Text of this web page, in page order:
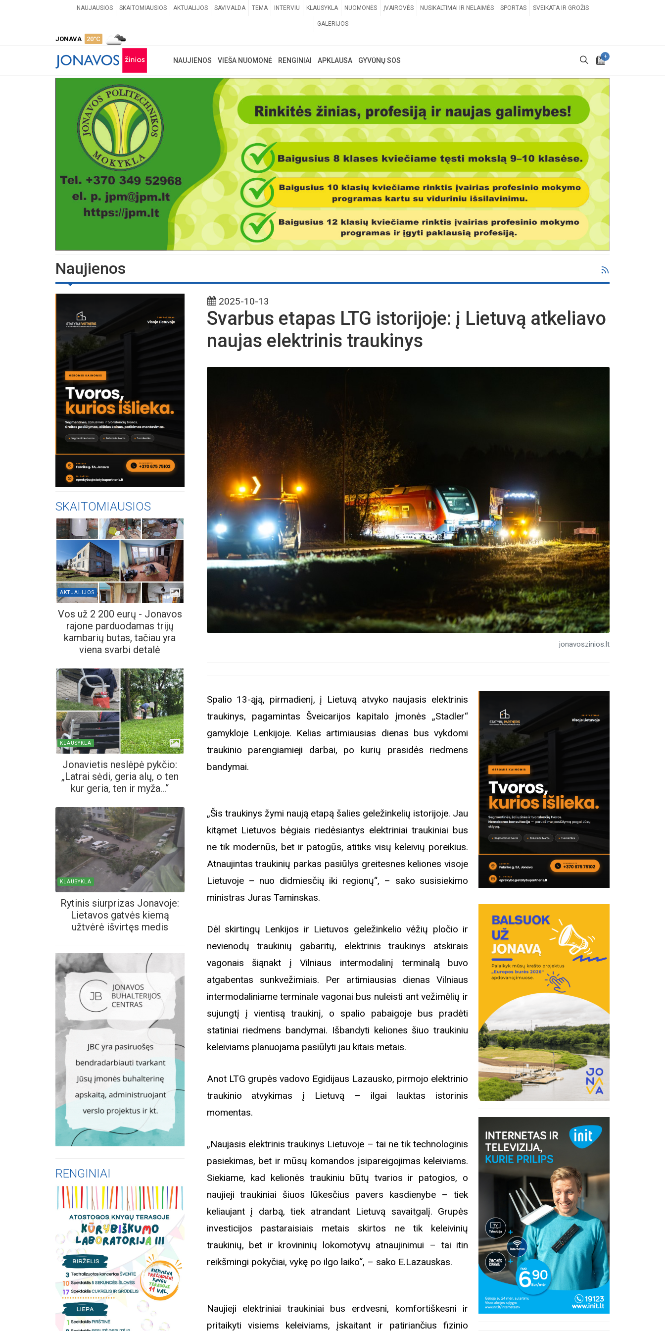
NAUJAUSIOS SKAITOMIAUSIOS AKTUALIJOS SAVIVALDA TEMA INTERVIU KLAUSYKLA NUOMONĖS ĮVAIROVĖS NUSIKALTIMAI IR NELAIMĖS SPORTAS SVEIKATA IR GROŽIS
GALERIJOS
JONAVA 20°C
+
NAUJIENOS VIEŠA NUOMONĖ RENGINIAI APKLAUSA GYVŪNŲ SOS
Naujienos
SKAITOMIAUSIOS
AKTUALIJOS
Vos už 2 200 eurų - Jonavos
rajone parduodamas trijų
kambarių butas, tačiau yra
viena svarbi detalė
KLAUSYKLA
Jonavietis neslėpė pykčio:
„Latrai sėdi, geria alų, o ten
kur geria, ten ir myža...“
KLAUSYKLA
Rytinis siurprizas Jonavoje:
Lietavos gatvės kiemą
užtvėrė išvirtęs medis
RENGINIAI
2025-10-13
Svarbus etapas LTG istorijoje: į Lietuvą atkeliavo
naujas elektrinis traukinys
jonavoszinios.lt
Spalio 13-ąją, pirmadienį, į Lietuvą atvyko naujasis elektrinis
traukinys, pagamintas Šveicarijos kapitalo įmonės „Stadler“
gamykloje Lenkijoje. Kelias artimiausias dienas bus vykdomi
traukinio parengiamieji darbai, po kurių prasidės riedmens
bandymai.
„Šis traukinys žymi naują etapą šalies geležinkelių istorijoje. Jau
kitąmet Lietuvos bėgiais riedėsiantys elektriniai traukiniai bus
ne tik modernūs, bet ir patogūs, atitiks visų keleivių poreikius.
Atnaujintas traukinių parkas pasiūlys greitesnes keliones visoje
Lietuvoje – nuo didmiesčių iki regionų“, – sako susisiekimo
ministras Juras Taminskas.
Dėl skirtingų Lenkijos ir Lietuvos geležinkelio vėžių pločio ir
nevienodų traukinių gabaritų, elektrinis traukinys atskirais
vagonais šiąnakt į Vilniaus intermodalinį terminalą buvo
atgabentas sunkvežimiais. Per artimiausias dienas Vilniaus
intermodaliniame terminale vagonai bus nuleisti ant vežimėlių ir
sujungtį į vientisą traukinį, o spalio pabaigoje bus pradėti
statiniai riedmens bandymai. Išbandyti keliones šiuo traukiniu
keleiviams planuojama pasiūlyti jau kitais metais.
Anot LTG grupės vadovo Egidijaus Lazausko, pirmojo elektrinio
traukinio atvykimas į Lietuvą – ilgai lauktas istorinis
momentas.
„Naujasis elektrinis traukinys Lietuvoje – tai ne tik technologinis
pasiekimas, bet ir mūsų komandos įsipareigojimas keleiviams.
Siekiame, kad kelionės traukiniu būtų tvarios ir patogios, o
naujieji traukiniai šiuos lūkesčius pavers kasdienybe – tiek
keliaujant į darbą, tiek atrandant Lietuvą savaitgalį. Grupės
investicijos pastaraisiais metais skirtos ne tik keleivinių
traukinių, bet ir krovininių lokomotyvų atnaujinimui – tai itin
reikšmingi pokyčiai, vykę po ilgo laiko“, – sako E.Lazauskas.
Naujieji elektriniai traukiniai bus erdvesni, komfortiškesni ir
pritaikyti visiems keleiviams, įskaitant ir patiriančius fizinio